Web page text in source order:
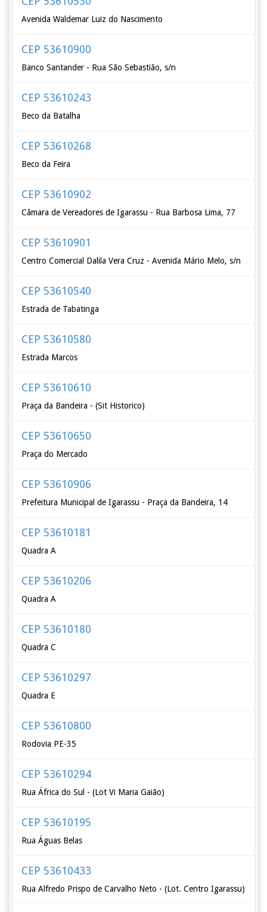
Avenida Waldemar Luiz do Nascimento
CEP 53610900
Banco Santander - Rua São Sebastião, s/n
CEP 53610243
Beco da Batalha
CEP 53610268
Beco da Feira
CEP 53610902
Câmara de Vereadores de Igarassu - Rua Barbosa Lima, 77
CEP 53610901
Centro Comercial Dalila Vera Cruz - Avenida Mário Melo, s/n
CEP 53610540
Estrada de Tabatinga
CEP 53610580
Estrada Marcos
CEP 53610610
Praça da Bandeira - (Sit Historico)
CEP 53610650
Praça do Mercado
CEP 53610906
Prefeitura Municipal de Igarassu - Praça da Bandeira, 14
CEP 53610181
Quadra A
CEP 53610206
Quadra A
CEP 53610180
Quadra C
CEP 53610297
Quadra E
CEP 53610800
Rodovia PE-35
CEP 53610294
Rua África do Sul - (Lot Vi Maria Gaião)
CEP 53610195
Rua Águas Belas
CEP 53610433
Rua Alfredo Prispo de Carvalho Neto - (Lot. Centro Igarassu)